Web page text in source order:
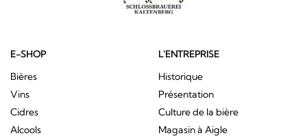
E-SHOP
Bières
Vins
Cidres
Alcools
L'ENTREPRISE
Historique
Présentation
Culture de la bière
Magasin à Aigle